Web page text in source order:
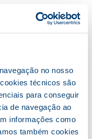
no nosso
técnicos são
para conseguir
de navegação ao
informações como
também cookies